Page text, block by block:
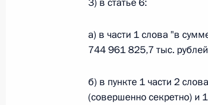
и признании утратившим
26 июля 2026 года
Федеральный закон
3) в статье 6:
а) в части 1 слова "в
744 961 825,7 тыс.
б) в пункте 1 части 2
(совершенно секретно) и